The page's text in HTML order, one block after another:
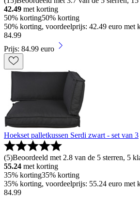
42.49 met korting
50% korting50% korting
50% korting, voordeelprijs: 42.49 euro met
84.99
Prijs: 84.99 euro
Hoekset palletkussen Serdi zwart - set van 3
(5)Beoordeeld met 2.8 van de 5 sterren, 5
55.24 met korting
35% korting35% korting
35% korting, voordeelprijs: 55.24 euro met
84.99